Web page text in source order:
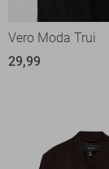
Vero Moda Trui
29,99